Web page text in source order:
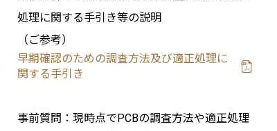
処理に関する手引き等の説明
（ご参考）
早期確認のための調査方法及び適正処理に
関する手引き
事前質問：現時点でPCBの調査方法や適正処理